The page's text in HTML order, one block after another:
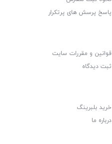
پاسخ پرسش های پرتکرار
قوانین و مقررات سایت
ثبت دیدگاه
خرید بلبرینگ
درباره ما